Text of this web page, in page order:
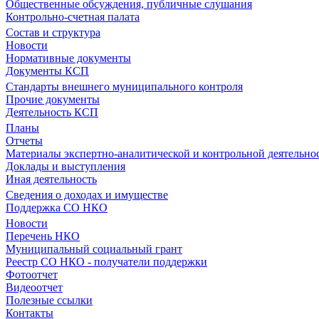
Общественные обсуждения, публичные слушания
Контрольно-счетная палата
Состав и структура
Новости
Нормативные документы
Документы КСП
Стандарты внешнего муниципального контроля
Прочие документы
Деятельность КСП
Планы
Отчеты
Материалы экспертно-аналитической и контрольной
Доклады и выступления
Иная деятельность
Сведения о доходах и имуществе
Поддержка СО НКО
Новости
Перечень НКО
Муниципальный социальный грант
Реестр СО НКО - получатели поддержки
Фотоотчет
Видеоотчет
Полезные ссылки
Контакты